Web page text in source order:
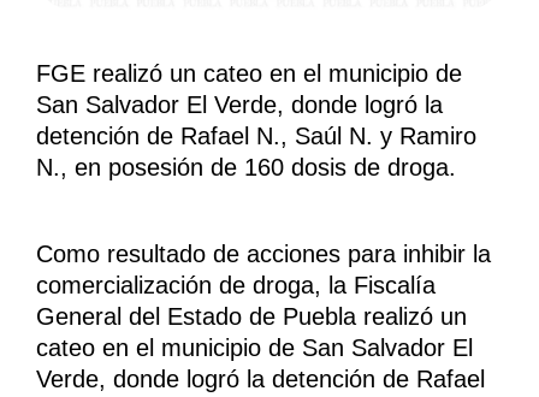
FGE realizó un cateo en el municipio de
San Salvador El Verde, donde logró la
detención de Rafael N., Saúl N. y Ramiro
N., en posesión de 160 dosis de droga.
Como resultado de acciones para inhibir la
comercialización de droga, la Fiscalía
General del Estado de Puebla realizó un
cateo en el municipio de San Salvador El
Verde, donde logró la detención de Rafael